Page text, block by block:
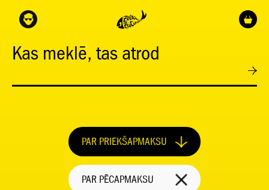
Kas meklē, tas atrod
PAR PRIEKŠAPMAKSU
PAR PĒCAPMAKSU